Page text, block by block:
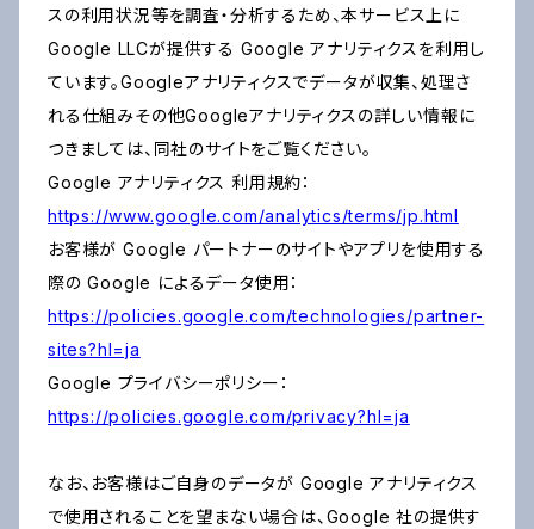
スの利用状況等を調査・分析するため、本サービス上に
Google LLCが提供する Google アナリティクスを利用し
ています。Googleアナリティクスでデータが収集、処理さ
れる仕組みその他Googleアナリティクスの詳しい情報に
つきましては、同社のサイトをご覧ください。
Google アナリティクス 利用規約：
https://www.google.com/analytics/terms/jp.html
お客様が Google パートナーのサイトやアプリを使用する
際の Google によるデータ使用：
https://policies.google.com/technologies/partner-
sites?hl=ja
Google プライバシーポリシー：
https://policies.google.com/privacy?hl=ja
なお、お客様はご自身のデータが Google アナリティクス
で使用されることを望まない場合は、Google 社の提供す